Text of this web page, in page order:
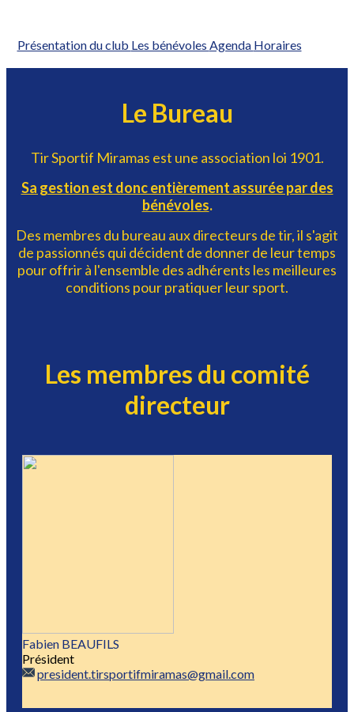
Présentation du club Les bénévoles Agenda Horaires
Le Bureau
Tir Sportif Miramas est une association loi 1901.
Sa gestion est donc entièrement assurée par des
bénévoles.
Des membres du bureau aux directeurs de tir, il s'agit
de passionnés qui décident de donner de leur temps
pour offrir à l'ensemble des adhérents les meilleures
conditions pour pratiquer leur sport.
Les membres du comité
directeur
Fabien BEAUFILS
Président
president.tirsportifmiramas@gmail.com